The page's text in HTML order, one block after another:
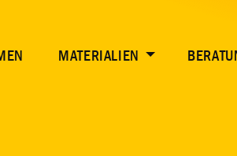
MATERIALIEN